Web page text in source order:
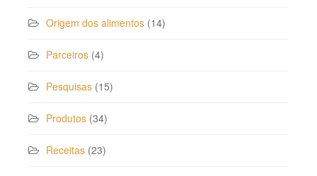
Origem dos alimentos (14)
Parceiros (4)
Pesquisas (15)
Produtos (34)
Receitas (23)